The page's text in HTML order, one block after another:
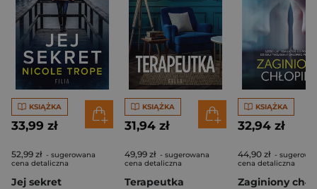
KSIĄŻKA
33,99 zł
52,99 zł - sugerowana
cena detaliczna
Jej sekret
KSIĄŻKA
31,94 zł
49,99 zł - sugerowana
cena detaliczna
Terapeutka
KSIĄŻKA
32,94 zł
44,90 zł -
cena detaliczna
Zaginiony